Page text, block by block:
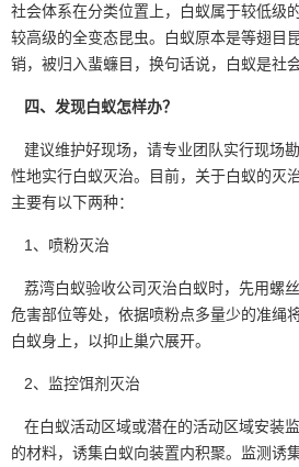
社会体系在分类位置上，白蚁属于较低级
较高级的全变态昆虫。白蚁原本是等翅目
销，被归入蜚蠊目，换句话说，白蚁是社
四、发现白蚁怎样办？
建议维护好现场，请专业团队实行现场
性地实行白蚁灭治。目前，关于白蚁的灭
主要有以下两种：
1、喷粉灭治
荔湾白蚁验收公司灭治白蚁时，先用螺
危害部位等处，依据喷粉点多量少的准绳
白蚁身上，以抑止巢穴展开。
2、监控饵剂灭治
在白蚁活动区域或潜在的活动区域安装
的材料，诱集白蚁向装置内积聚。监测诱